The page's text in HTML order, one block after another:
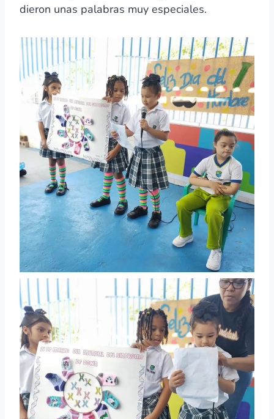
dieron unas palabras muy especiales.